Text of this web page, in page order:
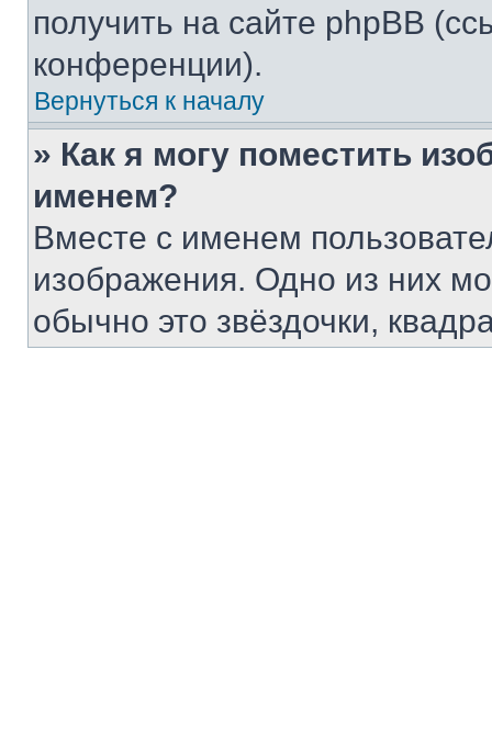
получить на сайте phpBB
конференции).
Вернуться к началу
» Как я могу поместить
именем?
Вместе с именем
изображения. Одно из них
обычно это звёздочки,